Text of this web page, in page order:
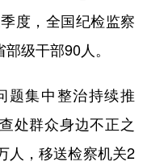
度，全国纪检监察
级干部90人。
集中整治持续推
处群众身边不正之
人，移送检察机关2